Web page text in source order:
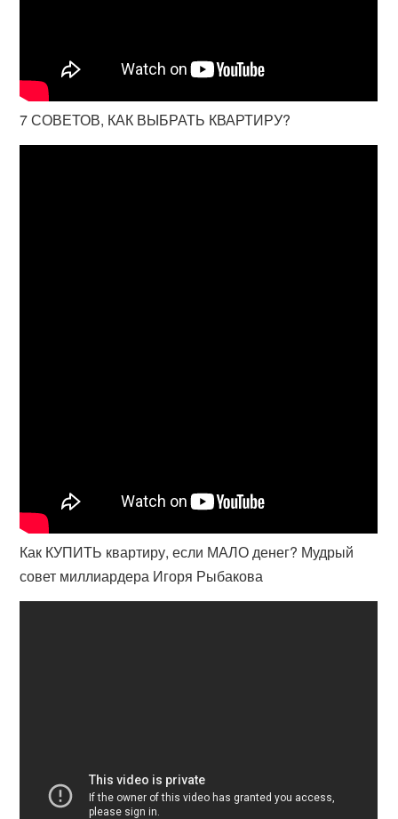
7 СОВЕТОВ, КАК ВЫБРАТЬ КВАРТИРУ?
Как КУПИТЬ квартиру, если МАЛО денег? Мудрый
совет миллиардера Игоря Рыбакова